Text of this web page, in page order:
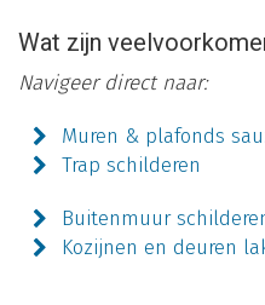
Wat zijn
Navigeer direct naar:
Muren & plafonds
Trap schilderen
Buitenmuur
Kozijnen en deuren